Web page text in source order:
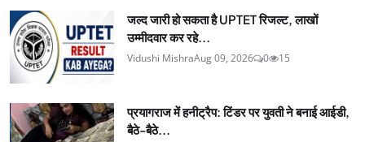
जल्द जारी हो सकता है UPTET रिजल्ट, लाखों
उम्मीदवार कर रहे...
Vidushi MishraAug 09, 2026 0 15
प्रयागराज में हनीट्रैप: टिंडर पर युवती ने बनाई आईडी,
बैठे-बैठे...